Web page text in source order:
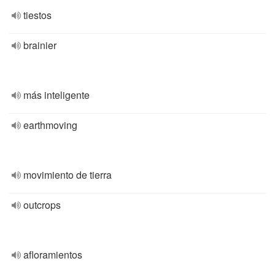
tiestos
brainier
más inteligente
earthmoving
movimiento de tierra
outcrops
afloramientos